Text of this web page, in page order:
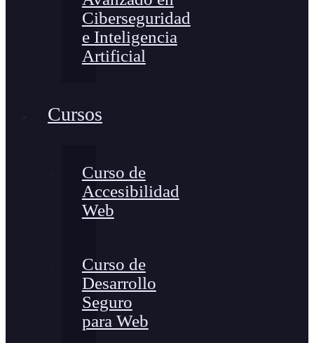
Ciberseguridad
e Inteligencia
Artificial
Cursos
Curso de
Accesibilidad
Web
Curso de
Desarrollo
Seguro
para Web